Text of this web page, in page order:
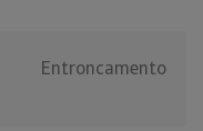
Entroncamento